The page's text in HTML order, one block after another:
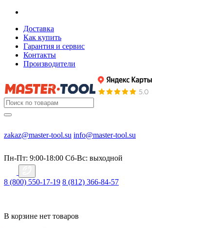
Доставка
Как купить
Гарантия и сервис
Контакты
Производители
zakaz@master-tool.su info@master-tool.su
Пн-Пт: 9:00-18:00 Cб-Вс: выходной
8 (800) 550-17-19 8 (812) 366-84-57
В корзине нет товаров